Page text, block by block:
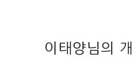
이태양님의